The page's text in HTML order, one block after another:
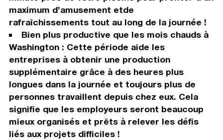
maximum d’amusement etde
rafraîchissements tout au long de la journée !
Bien plus productive que les mois chauds à
Washington : Cette période aide les
entreprises à obtenir une production
supplémentaire grâce à des heures plus
longues dans la journée et toujours plus de
personnes travaillent depuis chez eux. Cela
signifie que les employeurs seront beaucoup
mieux organisés et prêts à relever les défis
liés aux projets difficiles !